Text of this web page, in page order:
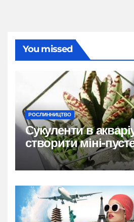
You missed
РОСЛИННИЦТВО
Сукуленти в
створити міні-